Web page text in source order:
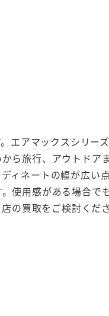
エアマックスシリー
ら旅行、アウトドア
ィネートの幅が広い
使用感がある場合で
の買取をご検討くだ